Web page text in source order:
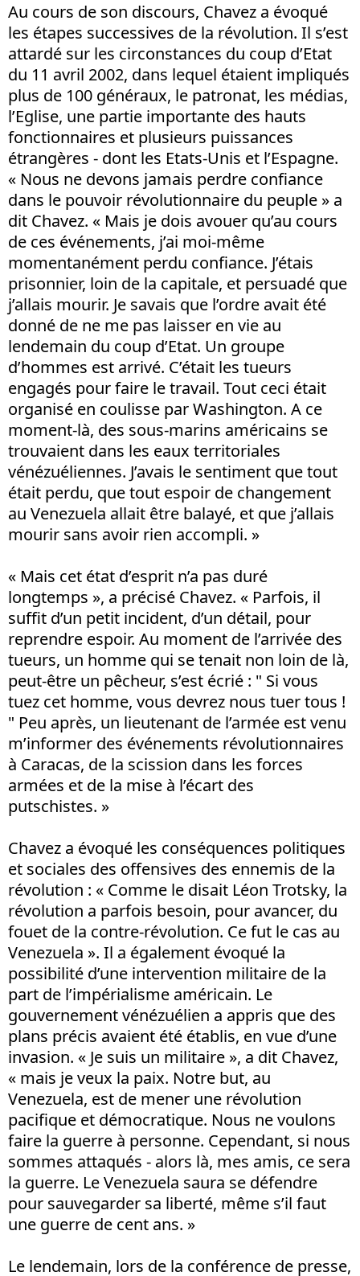
Au cours de son discours, Chavez a évoqué
les étapes successives de la révolution. Il s’est
attardé sur les circonstances du coup d’Etat
du 11 avril 2002, dans lequel étaient impliqués
plus de 100 généraux, le patronat, les médias,
l’Eglise, une partie importante des hauts
fonctionnaires et plusieurs puissances
étrangères - dont les Etats-Unis et l’Espagne.
« Nous ne devons jamais perdre confiance
dans le pouvoir révolutionnaire du peuple » a
dit Chavez. « Mais je dois avouer qu’au cours
de ces événements, j’ai moi-même
momentanément perdu confiance. J’étais
prisonnier, loin de la capitale, et persuadé que
j’allais mourir. Je savais que l’ordre avait été
donné de ne me pas laisser en vie au
lendemain du coup d’Etat. Un groupe
d’hommes est arrivé. C’était les tueurs
engagés pour faire le travail. Tout ceci était
organisé en coulisse par Washington. A ce
moment-là, des sous-marins américains se
trouvaient dans les eaux territoriales
vénézuéliennes. J’avais le sentiment que tout
était perdu, que tout espoir de changement
au Venezuela allait être balayé, et que j’allais
mourir sans avoir rien accompli. »
« Mais cet état d’esprit n’a pas duré
longtemps », a précisé Chavez. « Parfois, il
suffit d’un petit incident, d’un détail, pour
reprendre espoir. Au moment de l’arrivée des
tueurs, un homme qui se tenait non loin de là,
peut-être un pêcheur, s’est écrié : " Si vous
tuez cet homme, vous devrez nous tuer tous !
" Peu après, un lieutenant de l’armée est venu
m’informer des événements révolutionnaires
à Caracas, de la scission dans les forces
armées et de la mise à l’écart des
putschistes. »
Chavez a évoqué les conséquences politiques
et sociales des offensives des ennemis de la
révolution : « Comme le disait Léon Trotsky, la
révolution a parfois besoin, pour avancer, du
fouet de la contre-révolution. Ce fut le cas au
Venezuela ». Il a également évoqué la
possibilité d’une intervention militaire de la
part de l’impérialisme américain. Le
gouvernement vénézuélien a appris que des
plans précis avaient été établis, en vue d’une
invasion. « Je suis un militaire », a dit Chavez,
« mais je veux la paix. Notre but, au
Venezuela, est de mener une révolution
pacifique et démocratique. Nous ne voulons
faire la guerre à personne. Cependant, si nous
sommes attaqués - alors là, mes amis, ce sera
la guerre. Le Venezuela saura se défendre
pour sauvegarder sa liberté, même s’il faut
une guerre de cent ans. »
Le lendemain, lors de la conférence de presse,